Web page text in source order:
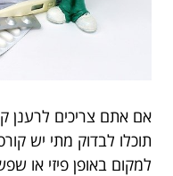
אם אתם צריכים לרענן
תוכלו לבדוק מתי יש
למקום באופן פיזי או